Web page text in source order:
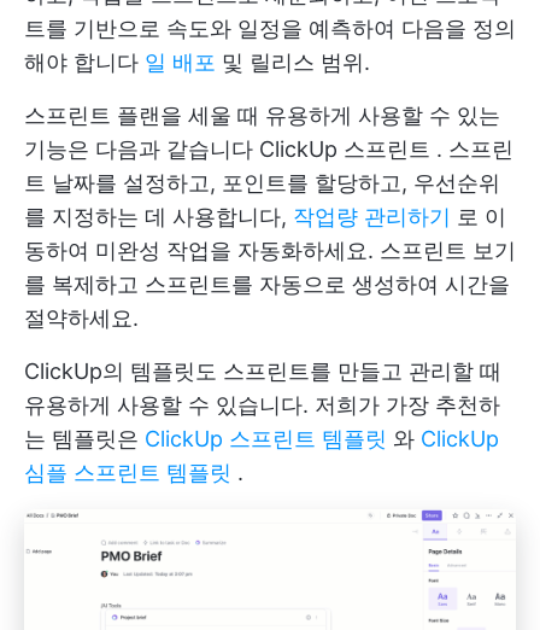
트를 기반으로 속도와 일정을 예측하여 다음을 정의
해야 합니다 일 배포 및 릴리스 범위.
스프린트 플랜을 세울 때 유용하게 사용할 수 있는
기능은 다음과 같습니다 ClickUp 스프린트 . 스프린
트 날짜를 설정하고, 포인트를 할당하고, 우선순위
를 지정하는 데 사용합니다, 작업량 관리하기 로 이
동하여 미완성 작업을 자동화하세요. 스프린트 보기
를 복제하고 스프린트를 자동으로 생성하여 시간을
절약하세요.
ClickUp의 템플릿도 스프린트를 만들고 관리할 때
유용하게 사용할 수 있습니다. 저희가 가장 추천하
는 템플릿은 ClickUp 스프린트 템플릿 와 ClickUp
심플 스프린트 템플릿 .